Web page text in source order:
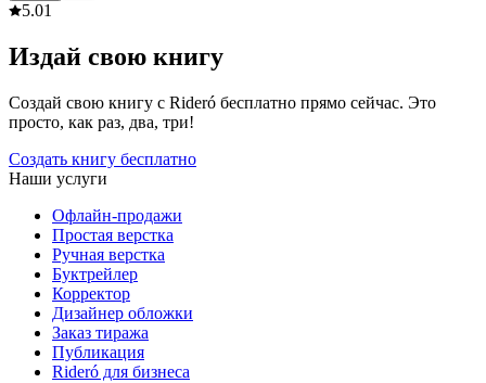
5.01
Издай свою книгу
Создай свою книгу с Rideró бесплатно прямо сейчас. Это
просто, как раз, два, три!
Создать книгу бесплатно
Наши услуги
Офлайн-продажи
Простая верстка
Ручная верстка
Буктрейлер
Корректор
Дизайнер обложки
Заказ тиража
Публикация
Rideró для бизнеса